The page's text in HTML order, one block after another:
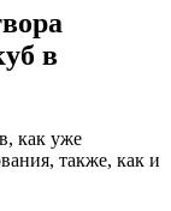
в
как уже
также, как и